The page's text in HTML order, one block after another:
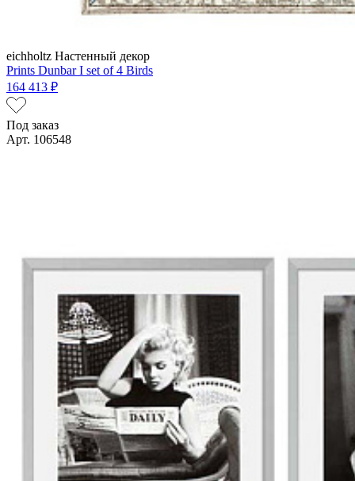
eichholtz Настенный декор
Prints Dunbar I set of 4 Birds
164 413 ₽
Под заказ
Арт. 106548